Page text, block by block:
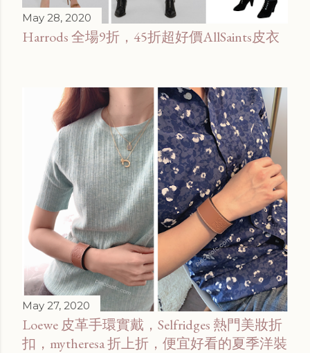
May 28, 2020
Harrods 全場9折，45折超好價AllSaints皮衣
May 27, 2020
Loewe 皮革手環實戴，Selfridges 熱門美妝折
扣，mytheresa 折上折，便宜好看的夏季洋裝